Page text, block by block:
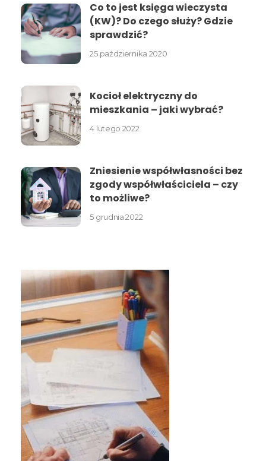
Co to jest księga wieczysta
(KW)? Do czego służy? Gdzie
sprawdzić?
25 października 2020
Kocioł elektryczny do
mieszkania – jaki wybrać?
4 lutego 2022
Zniesienie współwłasności bez
zgody współwłaściciela – czy
to możliwe?
5 grudnia 2022